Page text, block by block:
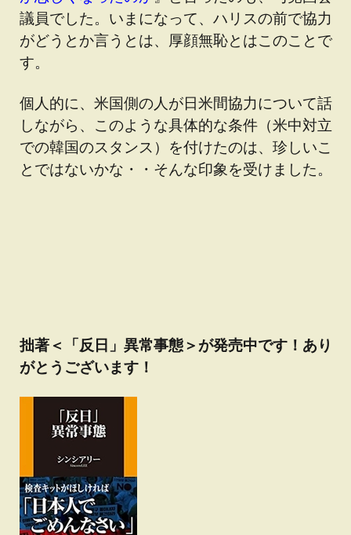
議員でした。いまになって、ハリスの前で協力
がどうとか言うとは、厚顔無恥とはこのことで
す。
個人的に、米国側の人が日米間協力について話
しながら、このような具体的な条件（米中対立
での韓国のスタンス）を付けたのは、珍しいこ
とではないかな・・そんな印象を受けました。
拙著＜「反日」異常事態＞が発売中です！あり
がとうございます！